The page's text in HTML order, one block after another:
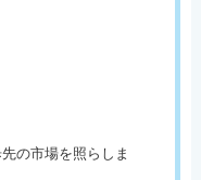
の市場を照らしま